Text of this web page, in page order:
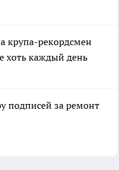
крупа-рекордсмен
хоть каждый день
подписей за ремонт